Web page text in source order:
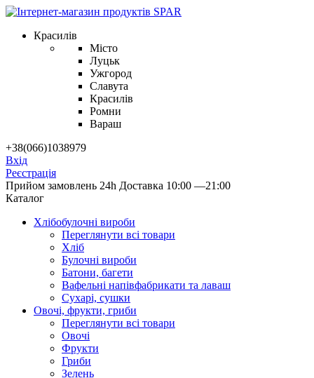
Красилів
Місто
Луцьк
Ужгород
Славута
Красилів
Ромни
Вараш
+38(066)1038979
Вхід
Реєстрація
Прийом замовлень 24h Доставка 10:00 —21:00
Каталог
Хлібобулочні вироби
Переглянути всі товари
Хліб
Булочні вироби
Батони, багети
Вафельні напівфабрикати та лаваш
Сухарі, сушки
Овочі, фрукти, гриби
Переглянути всі товари
Овочі
Фрукти
Гриби
Зелень